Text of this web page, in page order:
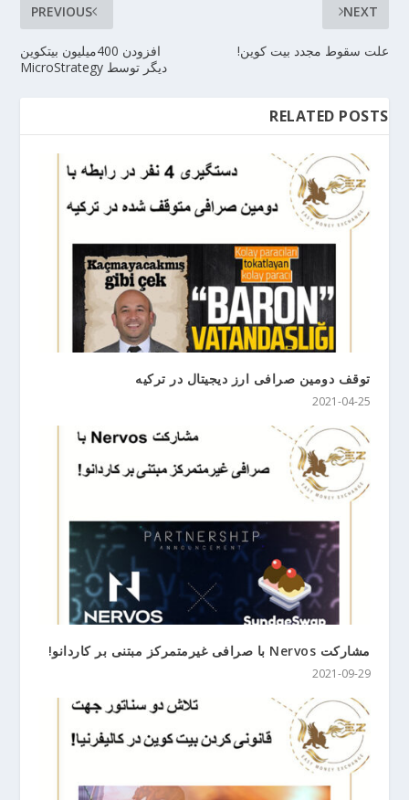
PREVIOUS
افزودن 400میلیون بیتکوین
دیگر توسط MicroStrategy
NEXT
علت سقوط مجدد بیت کوین!
RELATED POSTS
توقف دومین صرافی ارز دیجیتال در ترکیه
2021-04-25
مشارکت Nervos با صرافی غیرمتمرکز مبتنی بر کاردانو!
2021-09-29